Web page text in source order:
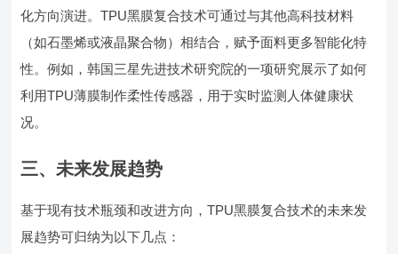
化方向演进。TPU黑膜复合技术可通过与其他高科技材料
（如石墨烯或液晶聚合物）相结合，赋予面料更多智能化特
性。例如，韩国三星先进技术研究院的一项研究展示了如何
利用TPU薄膜制作柔性传感器，用于实时监测人体健康状
况。
三、未来发展趋势
基于现有技术瓶颈和改进方向，TPU黑膜复合技术的未来发
展趋势可归纳为以下几点：